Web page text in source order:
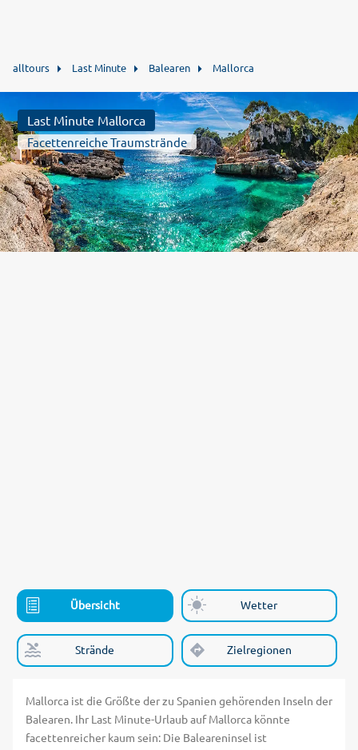
alltours Last Minute Balearen Mallorca
Last Minute Mallorca
Facettenreiche Traumstrände
Übersicht Wetter
Strände Zielregionen
Mallorca ist die Größte der zu Spanien gehörenden Inseln der
Balearen. Ihr Last Minute-Urlaub auf Mallorca könnte
facettenreicher kaum sein: Die Baleareninsel ist